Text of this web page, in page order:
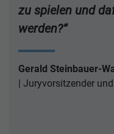
zu spielen und
werden?“
Gerald Steinbauer-
Juryvorsitzender